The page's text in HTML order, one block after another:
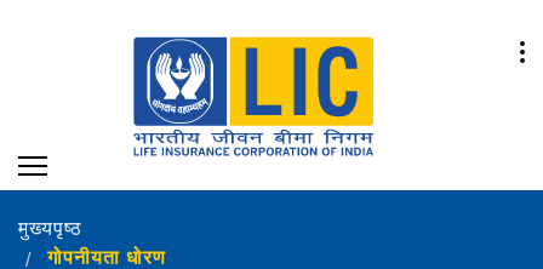
मुख्यपृष्ठ
गोपनीयता धोरण